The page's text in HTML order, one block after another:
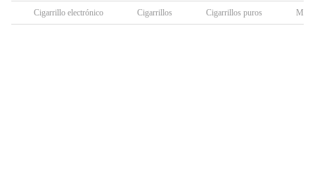
Cigarrillo electrónico Cigarrillos Cigarrillos puros